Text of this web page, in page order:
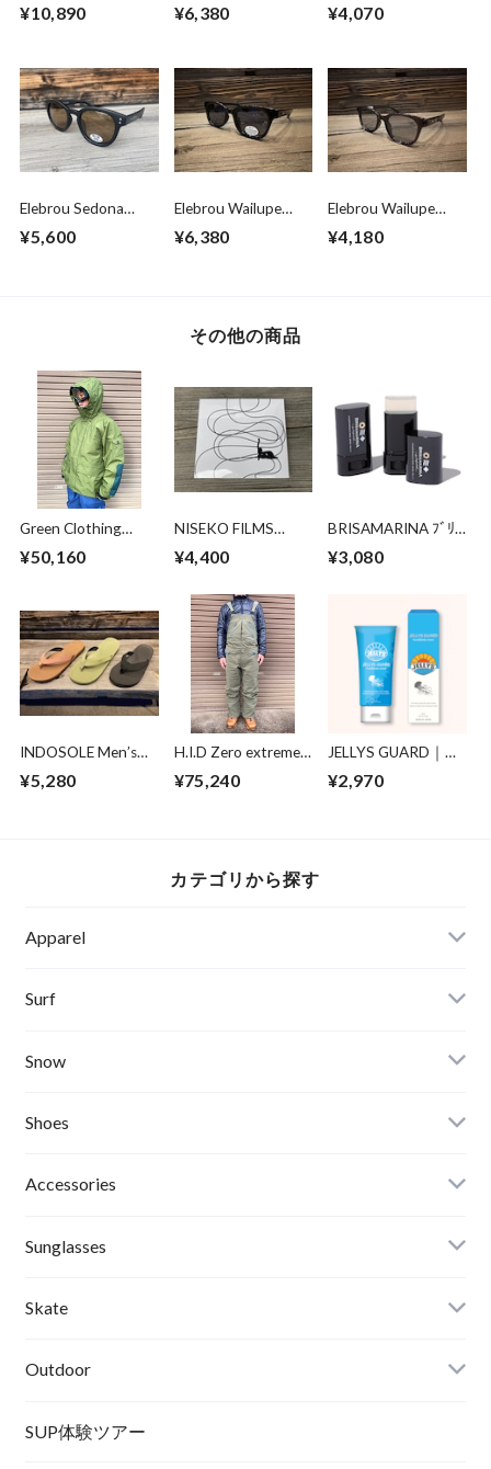
BLACK POLARIZED
¥10,890
Polarized（鯖江産偏
¥6,380 ¥4,070
Elebrou Sedona
POLARIZED（偏光
¥5,600
Elebrou Wailupe
江産偏光レンズ）
¥6,380
Elebrou Wailupe
¥4,180
その他の商品
Green Clothing
Olive/Green Mサイ
¥50,160
NISEKO FILMS
Focus-
¥4,400
BRISAMARINA ﾌﾞﾘｻ
ﾙ) 13.5g(ｸﾘｱ)
¥3,080
INDOSOLE Men’s
Essentls
¥5,280
H.I.D Zero extreme
Mサイズ
¥75,240
JELLYS GUARD｜ジ
ラゲ除けクリーム
¥2,970
カテゴリから探す
Apparel
Banks Journal
Critical Slide(TCSS)
Afends
Roial
RVCA
ACER
Turn Me On
KAYA
Surf
Surfboards
Wetsuits,Rush Guard
Winter Goods
Snow
Board
Binding
Boots
Bc Gear
Goggle
Helmet
Shoes
Sandals
Shoes
Winter Shoes
Accessories
Other
Sunglasses
Skate
Outdoor
Norrona
SUP体験ツアー